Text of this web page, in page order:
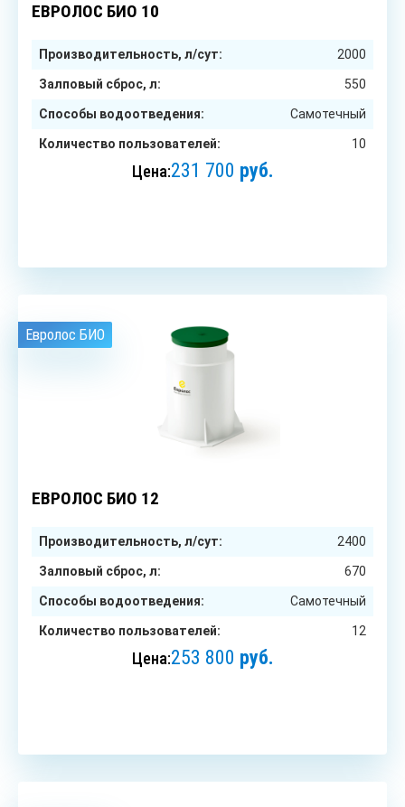
ЕВРОЛОС БИО 10
Производительность, л/сут: 2000
Залповый сброс, л: 550
Способы водоотведения: Самотечный
Количество пользователей: 10
Цена:231 700 руб.
Евролос БИО
ЕВРОЛОС БИО 12
Производительность, л/сут: 2400
Залповый сброс, л: 670
Способы водоотведения: Самотечный
Количество пользователей: 12
Цена:253 800 руб.